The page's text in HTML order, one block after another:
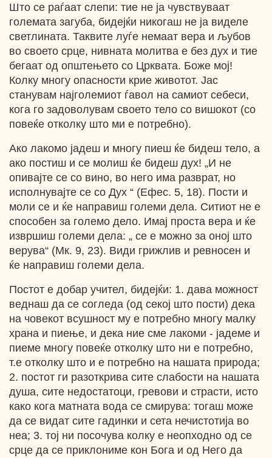
Што се раѓаат слепи: тие не ја чувствуваат
големата загуба, бидејќи никогаш не ја виделе
светлината. Таквите луѓе немаат вера и љубов
во своето срце, нивната молитва е без дух и тие
бегаат од општењето со Црквата. Боже мој!
Колку многу опасности крие животот. Јас
станувам најголемиот ѓавол на самиот себеси,
кога го задоволувам своето тело со вишокот (со
повеќе отколку што ми е потребно).
Ако лакомо јадеш и многу пиеш ќе бидеш тело, а
ако постиш и се молиш ќе бидеш дух! „И не
опивајте се со вино, во него има разврат, но
исполнувајте се со Дух “ (Ефес. 5, 18). Пости и
моли се и ќе направиш големи дела. Ситиот не е
способен за големо дело. Имај проста вера и ќе
извршиш големи дела: „ се е можно за оној што
верува“ (Мк. 9, 23). Види грижлив и ревносен и
ќе направиш големи дела.
Постот е добар учител, бидејќи: 1. дава можност
веднаш да се согледа (од секој што пости) дека
на човекот всушност му е потребно многу малку
храна и пиење, и дека ние сме лакоми - јадеме и
пиеме многу повеќе отколку што ни е потребно,
т.е отколку што и е потребно на нашата природа;
2. постот ги разоткрива сите слабости на нашата
душа, сите недостатоци, гревови и страсти, исто
како кога матната вода се смирува: тогаш може
да се видат сите гадинки и сета нечистотија во
неа; 3. тој ни посочува колку е неопходно од се
срце да се приклониме кон Бога и од Него да